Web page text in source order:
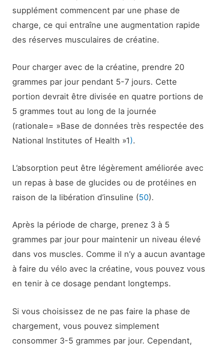
supplément commencent par une phase de
charge, ce qui entraîne une augmentation rapide
des réserves musculaires de créatine.
Pour charger avec de la créatine, prendre 20
grammes par jour pendant 5-7 jours. Cette
portion devrait être divisée en quatre portions de
5 grammes tout au long de la journée
(rationale= »Base de données très respectée des
National Institutes of Health »1).
L’absorption peut être légèrement améliorée avec
un repas à base de glucides ou de protéines en
raison de la libération d’insuline (50).
Après la période de charge, prenez 3 à 5
grammes par jour pour maintenir un niveau élevé
dans vos muscles. Comme il n’y a aucun avantage
à faire du vélo avec la créatine, vous pouvez vous
en tenir à ce dosage pendant longtemps.
Si vous choisissez de ne pas faire la phase de
chargement, vous pouvez simplement
consommer 3-5 grammes par jour. Cependant,